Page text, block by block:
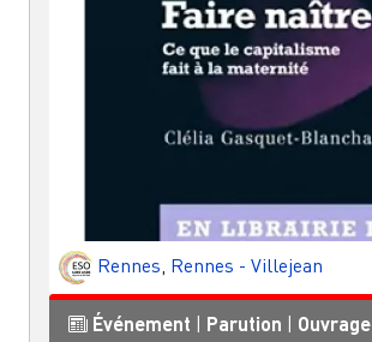
Rennes, Rennes - Villejean
Événement Parution Ouvrage